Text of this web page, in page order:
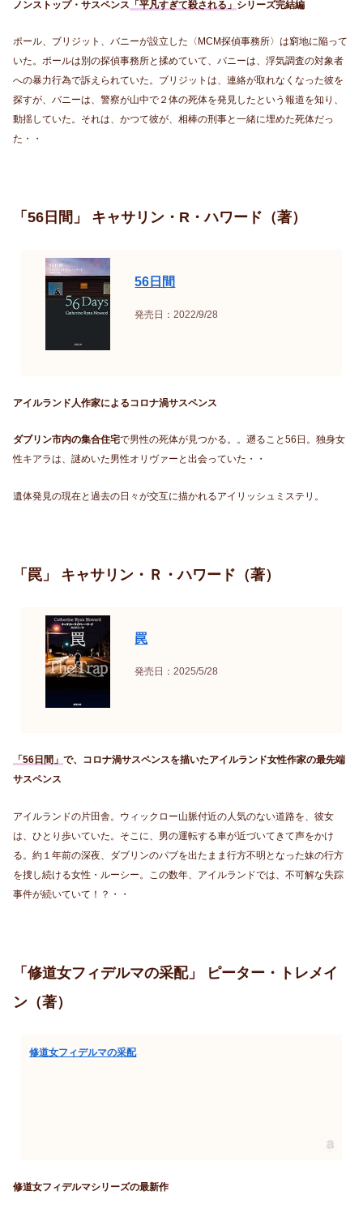
ノンストップ・サスペンス 「平凡すぎて殺される」 シリーズ完結編
ポール、ブリジット、バニーが設立した〈MCM探偵事務所〉は窮地に陥って
いた。ポールは別の探偵事務所と揉めていて、バニーは、浮気調査の対象者
への暴力行為で訴えられていた。ブリジットは、連絡が取れなくなった彼を
探すが、バニーは、警察が山中で２体の死体を発見したという報道を知り、
動揺していた。それは、かつて彼が、相棒の刑事と一緒に埋めた死体だっ
た・・
「56日間」 キャサリン・R・ハワード（著）
56日間
発売日：2022/9/28
アイルランド人作家によるコロナ渦サスペンス
ダブリン市内の集合住宅で男性の死体が見つかる。。遡ること56日。独身女
性キアラは、謎めいた男性オリヴァーと出会っていた・・
遺体発見の現在と過去の日々が交互に描かれるアイリッシュミステリ。
「罠」 キャサリン・Ｒ・ハワード（著）
罠
発売日：2025/5/28
「56日間」 で、コロナ渦サスペンスを描いたアイルランド女性作家の最先端
サスペンス
アイルランドの片田舎。ウィックロー山脈付近の人気のない道路を、彼女
は、ひとり歩いていた。そこに、男の運転する車が近づいてきて声をかけ
る。約１年前の深夜、ダブリンのパブを出たまま行方不明となった妹の行方
を捜し続ける女性・ルーシー。この数年、アイルランドでは、不可解な失踪
事件が続いていて！？・・
「修道女フィデルマの采配」 ピーター・トレメイ
ン（著）
修道女フィデルマの采配
修道女フィデルマシリーズの最新作